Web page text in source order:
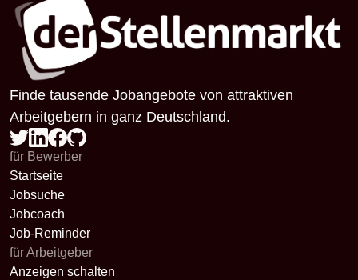
Finde tausende Jobangebote von attraktiven
Arbeitgebern in ganz Deutschland.
für Bewerber
Startseite
Jobsuche
Jobcoach
Job-Reminder
für Arbeitgeber
Anzeigen schalten